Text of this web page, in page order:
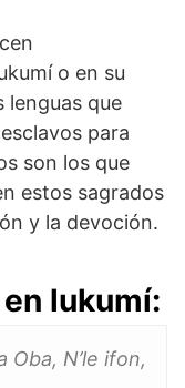
o en su
lenguas que
para
son los que
estos sagrados
y la devoción.
lukumí:
Oba, N’le ifon,